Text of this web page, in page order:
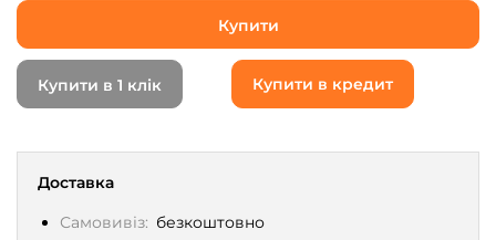
Доставка
Самовивіз: безкоштовно
Купити
Купити в 1 клік Купити в кредит